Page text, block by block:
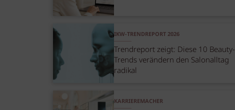
IKW-TRENDREPORT 2026
Trendreport zeigt: Diese 10 Beauty-
Trends verändern den Salonalltag
radikal
KARRIEREMACHER